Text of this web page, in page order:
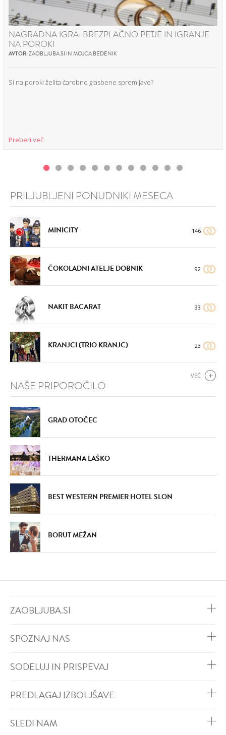
NAGRADNA IGRA: BREZPLAČNO PETJE IN IGRANJE
NA POROKI
AVTOR:ZAOBLJUBA.SI IN MOJCA BEDENIK
Si na poroki želita čarobne glasbene spremljave?
Preberi več
PRILJUBLJENI PONUDNIKI MESECA
MINICITY 146
ČOKOLADNI ATELJE DOBNIK 92
NAKIT BACARAT 33
KRANJCI (TRIO KRANJC) 23
VEČ
NAŠE PRIPOROČILO
GRAD OTOČEC
THERMANA LAŠKO
BEST WESTERN PREMIER HOTEL SLON
BORUT MEŽAN
ZAOBLJUBA.SI
SPOZNAJ NAS
SODELUJ IN PRISPEVAJ
PREDLAGAJ IZBOLJŠAVE
SLEDI NAM